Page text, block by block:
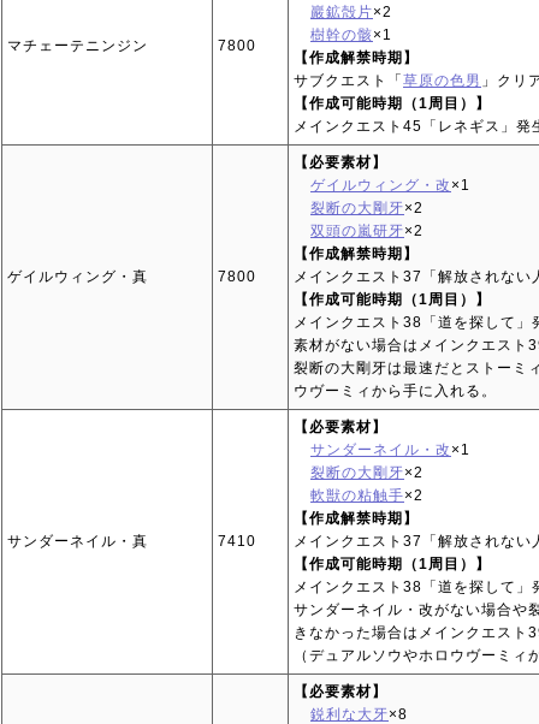
マチェーテニンジン 7800
巖鉱殻片×2
樹幹の骸×1
【作成解禁時期】
サブクエスト「 草原の色男 」クリ
【作成可能時期（1周目）】
メインクエスト45「レネギス」発
ゲイルウィング・真 7800
【必要素材】
ゲイルウィング・改 ×1
裂断の大剛牙×2
双頭の嵐研牙×2
【作成解禁時期】
メインクエスト37「解放されない
【作成可能時期（1周目）】
メインクエスト38「道を探して」
素材がない場合はメインクエスト
裂断の大剛牙は最速だとストーミ
ウヴーミィから手に入れる。
サンダーネイル・真 7410
【必要素材】
サンダーネイル・改 ×1
裂断の大剛牙×2
軟獣の粘触手×2
【作成解禁時期】
メインクエスト37「解放されない
【作成可能時期（1周目）】
メインクエスト38「道を探して」
サンダーネイル・改がない場合や
きなかった場合はメインクエスト
（デュアルソウやホロウヴーミ
【必要素材】
鋭利な大牙×8